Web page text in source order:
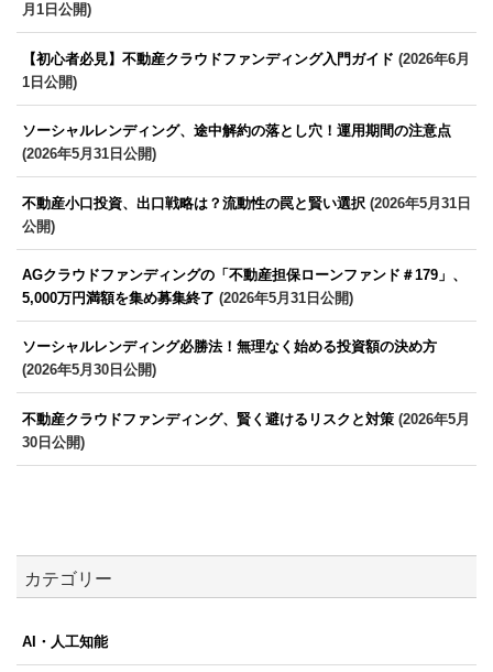
月1日公開)
【初心者必見】不動産クラウドファンディング入門ガイド (2026年6月
1日公開)
ソーシャルレンディング、途中解約の落とし穴！運用期間の注意点
(2026年5月31日公開)
不動産小口投資、出口戦略は？流動性の罠と賢い選択 (2026年5月31日
公開)
AGクラウドファンディングの「不動産担保ローンファンド＃179」、
5,000万円満額を集め募集終了 (2026年5月31日公開)
ソーシャルレンディング必勝法！無理なく始める投資額の決め方
(2026年5月30日公開)
不動産クラウドファンディング、賢く避けるリスクと対策 (2026年5月
30日公開)
カテゴリー
AI・人工知能